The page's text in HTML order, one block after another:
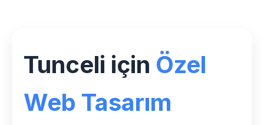
Tunceli için Özel
Web Tasarım